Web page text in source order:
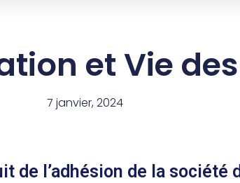
et Vie
7 janvier, 2024
de l’adhésion de la société